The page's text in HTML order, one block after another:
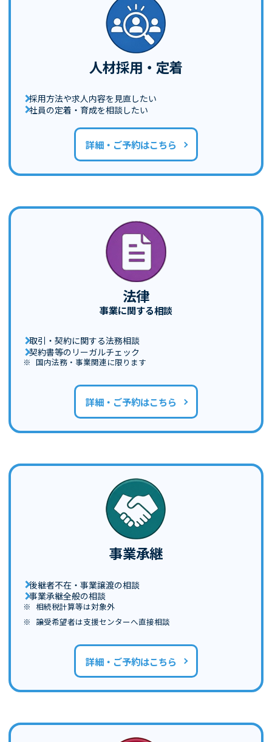
人材採用・定着
採用方法や求人内容を見直したい
社員の定着・育成を相談したい
詳細・ご予約はこちら
法律
事業に関する相談
取引・契約に関する法務相談
契約書等のリーガルチェック
国内法務・事業関連に限ります
詳細・ご予約はこちら
事業承継
後継者不在・事業譲渡の相談
事業承継全般の相談
相続税計算等は対象外
譲受希望者は支援センターへ直接相談
詳細・ご予約はこちら